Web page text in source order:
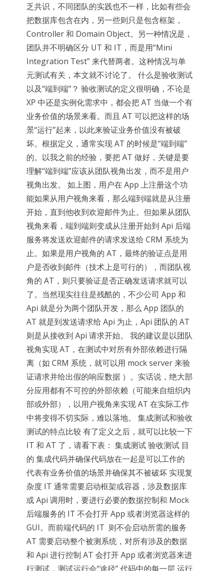
乏共识，不同团队的实践也不一样，比如有些会
把数据库包含在内，另一些则只是包含框架，
Controller 和 Domain Object。另一种情况是，
团队并不明确区分 UT 和 IT，而是用“Mini
Integration Test” 来代替两者。这种情况与单
元测试有关，本文就不讨论了。 什么是验收测试
以及“端到端”？ 验收测试的定义很明确，不论是
XP 中还是实例化需求中，都会把 AT 当做一个有
业务价值的场景来看。而且 AT 可以把这样的场
景“运行”起来，以此来验证业务价值没有被破
坏。根据定义，通常实现 AT 的时候是“端到端”
的。以我之前的经验，要把 AT 做好，关键是要
理解“端到端”应该从团队视角出发，而不是用户
视角出发。 如上图，用户在 App 上注册这个功
能如果从用户视角来看，那么端到端就是从注册
开始，直到他收到欢迎邮件为止。但如果从团队
视角来看，端到端则变成从注册开始到 Api 后端
服务将发送欢迎邮件的请求发送给 CRM 系统为
止。如果是用户视角的 AT，最终的验证点是用
户是否收到邮件（技术上是可行的），而团队视
角的 AT，则只要验证是否正确发送请求就可以
了。当然现实往往是残酷的，不少公司 App 和
Api 就是分为两个团队开发，那么 App 团队的
AT 就是到发送请求给 Api 为止，Api 团队的 AT
则是从接收到 Api 请求开始。 我的建议是以团队
视角实现 AT，在测试中对所有外部依赖进行隔
离（如 CRM 系统，就可以用 mock server 来验
证请求并给出假的响应数据 ）。实话说，绝大部
分应用都有不可控的外部依赖（可能来自组织内
部或外部），以用户视角来实现 AT 在实际工作
中将变得不切实际，难以落地。 集成测试和验收
测试的特点比较 有了定义之后，就可以比较一下
IT 和 AT 了，请看下表： 集成测试 验收测试 目
的 集成代码并确保代码放在一起是可以工作的
代表有业务价值的场景并确保其不被破坏 实现复
杂度 IT 通常需要启动框架或容器，涉及数据库
或 Api 调用时，要进行必要的数据控制和 Mock
后端服务的 IT 不会打开 App 或者浏览器这样的
GUI。而前端代码的 IT 则不会启动所需的服务
AT 需要启动整个被测系统，对所有涉及的数据
和 Api 进行控制 AT 会打开 App 或者浏览器来进
行测试，测试运行会“途径” 代码中的每一层 运行